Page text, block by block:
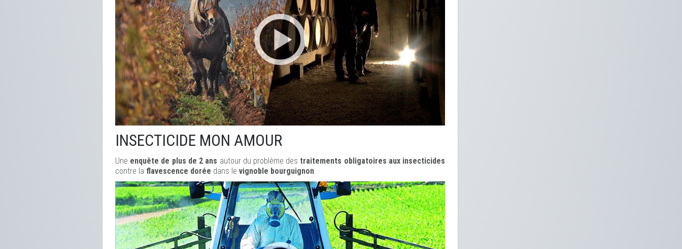
INSECTICIDE MON AMOUR
Une enquête de plus de 2 ans autour du problème des traitements obligatoires aux insecticides
contre la flavescence dorée dans le vignoble bourguignon.